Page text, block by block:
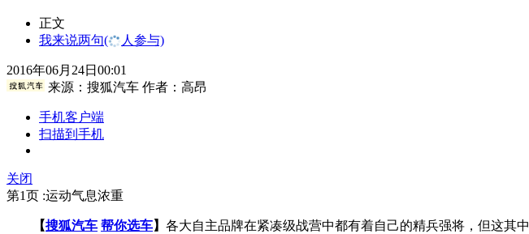
正文
我来说两句( 人参与)
2016年06月24日00:01
来源： 搜狐汽车作者：高昂
手机客户端
扫描到手机
关闭
第1页 :运动气息浓重
【搜狐汽车 帮你选车】 各大自主品牌在紧凑级战营中都有着自己的精兵强将，但这其中